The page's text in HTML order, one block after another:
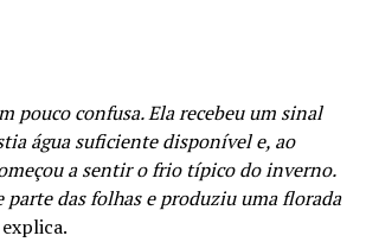
pouco confusa. Ela recebeu um sinal
água suficiente disponível e, ao
a sentir o frio típico do inverno.
parte das folhas e produziu uma florada